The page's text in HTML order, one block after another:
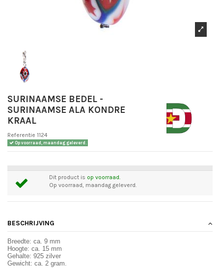
SURINAAMSE BEDEL -
SURINAAMSE ALA KONDRE
KRAAL
Referentie 1124
Op voorraad, maandag geleverd.
Dit product is op voorraad.
Op voorraad, maandag geleverd.
BESCHRIJVING
Breedte: ca. 9 mm
Hoogte: ca. 15 mm
Gehalte: 925 zilver
Gewicht: ca. 2 gram.